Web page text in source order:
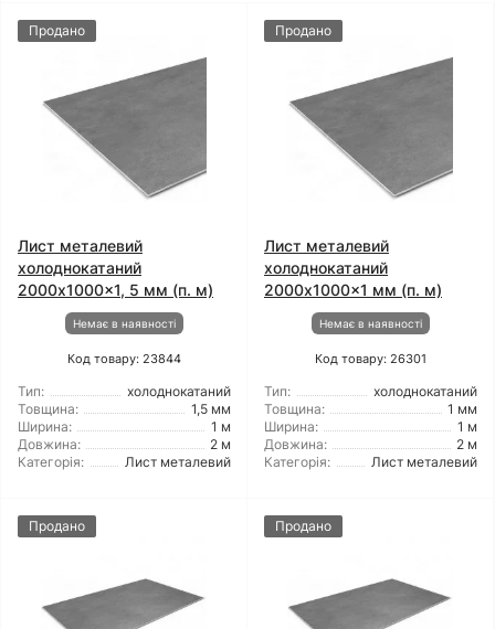
Продано
Лист металевий
холоднокатаний
2000x1000x1, 5 мм (п. м)
Немає в наявності
Код товару: 23844
Тип:
холоднокатаний
Товщина:
1,5 мм
Ширина:
1 м
Довжина:
2 м
Категорія:
Лист металевий
Продано
Лист металевий
холоднокатаний
2000x1000x1 мм (п. м)
Немає в наявності
Код товару: 26301
Тип:
холоднокатаний
Товщина:
1 мм
Ширина:
1 м
Довжина:
2 м
Категорія:
Лист металевий
Продано Продано